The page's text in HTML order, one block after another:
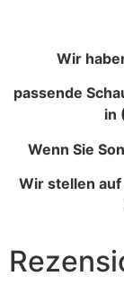
Wir
passende
in
Wenn Sie
Wir stellen